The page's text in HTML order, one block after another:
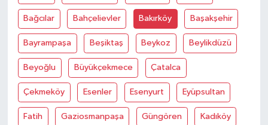
Bağcılar Bahçelievler Bakırköy Başakşehir
Bayrampaşa Beşiktaş Beykoz Beylikdüzü
Beyoğlu Büyükçekmece Çatalca
Çekmeköy Esenler Esenyurt Eyüpsultan
Fatih Gaziosmanpaşa Güngören Kadıköy